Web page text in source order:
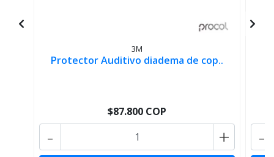
3M
Protector Auditivo diadema de cop..
$87.800 COP
+
- -